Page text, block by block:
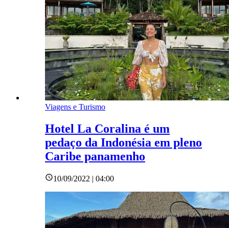
Viagens e Turismo
Hotel La Coralina é um
pedaço da Indonésia em pleno
Caribe panamenho
10/09/2022 | 04:00